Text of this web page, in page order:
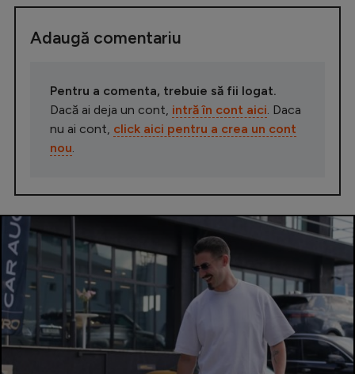
Adaugă comentariu
Pentru a comenta, trebuie să fii logat.
Dacă ai deja un cont, intră în cont aici. Daca
nu ai cont, click aici pentru a crea un cont
nou.